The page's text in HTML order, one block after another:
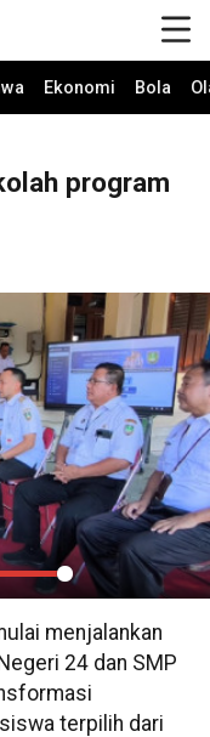
Ekonomi Bola
program
Settings
PIP
menjalankan
24 dan SMP
terpilih dari